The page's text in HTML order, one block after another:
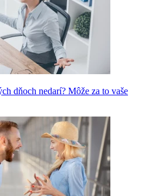
dňoch nedarí? Môže za to vaše